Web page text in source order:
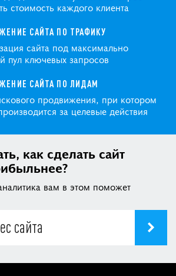
стоимость каждого клиента
САЙТА ПО ТРАФИКУ
сайта под максимально
пул ключевых запросов
САЙТА ПО ЛИДАМ
продвижения, при котором
за целевые действия
как сделать сайт
вам в этом поможет